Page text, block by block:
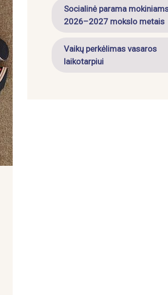
Socialinė parama
2026–2027 mokslo metais
Vaikų perkėlimas vasaros
laikotarpiui